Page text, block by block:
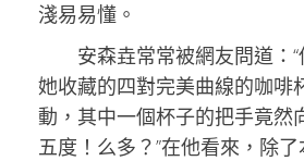
淺易易懂。
安森垚常常被網友問道：
她收藏的四對完美曲線的咖啡
動，其中一個杯子的把手竟然
五度！么多？”在他看來，除了